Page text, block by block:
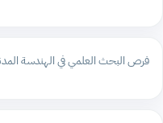
فرص البحث العلمي في الهندسة